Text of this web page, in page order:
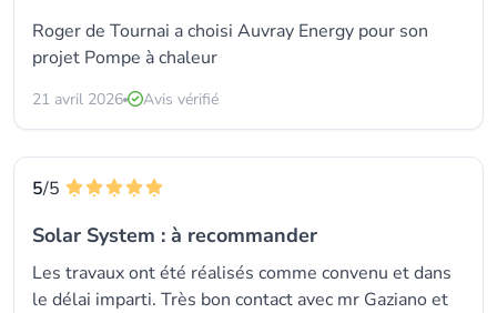
Roger de Tournai a choisi Auvray Energy pour son
projet Pompe à chaleur
21 avril 2026 Avis vérifié
5/5
Solar System : à recommander
Les travaux ont été réalisés comme convenu et dans
le délai imparti. Très bon contact avec mr Gaziano et